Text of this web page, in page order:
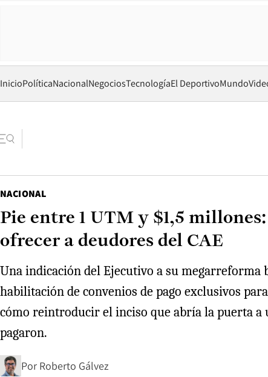
InicioPolíticaNacionalNegociosTecnologíaEl DeportivoMundo
NACIONAL
Pie entre 1 UTM y $1,5
ofrecer a deudores del CAE
Una indicación del Ejecutivo a su megarreforma
habilitación de convenios de pago exclusivos
cómo reintroducir el inciso que abría la puerta a
pagaron.
Por Roberto Gálvez